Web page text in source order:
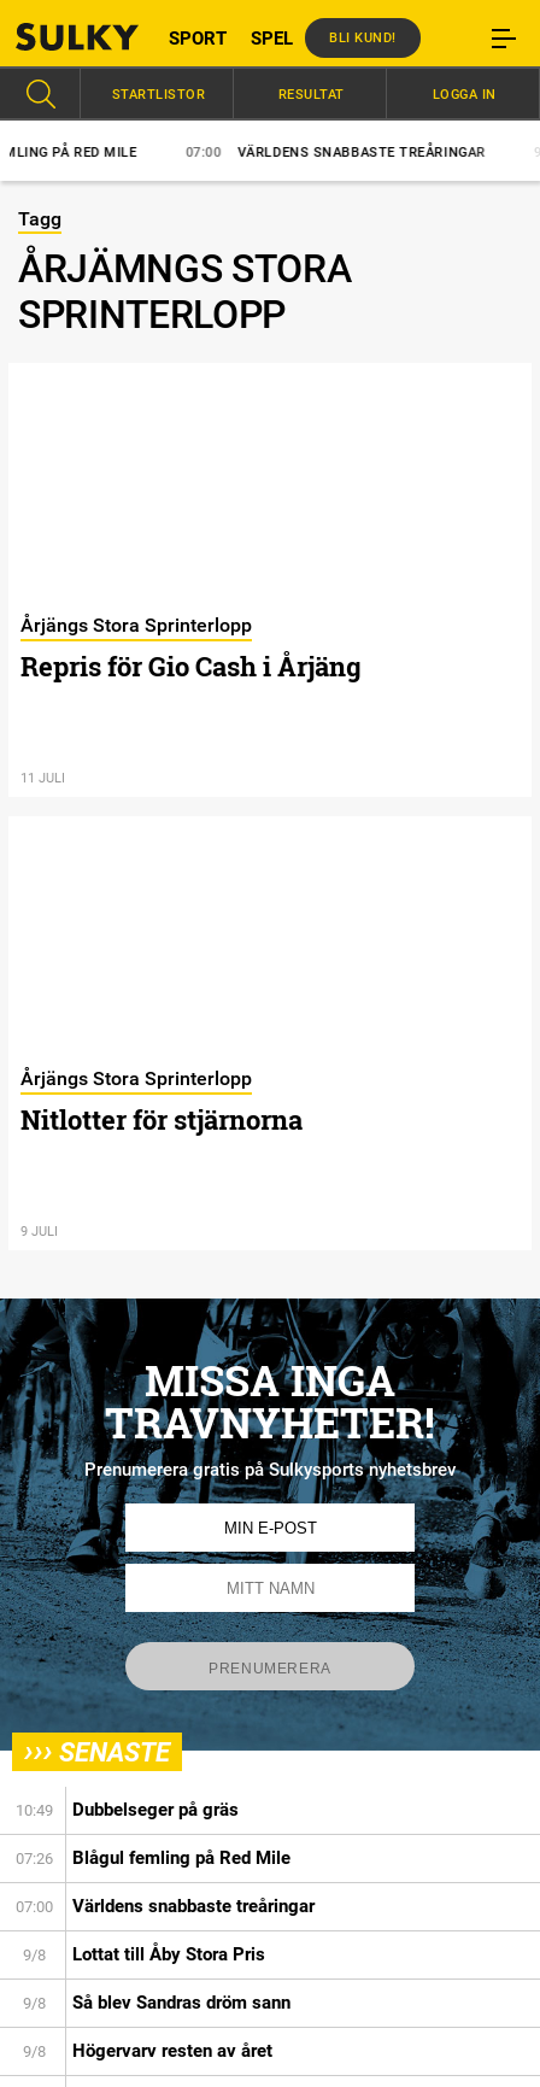
SPORT SPEL BLI KUND!
PÅ RED MILE 07:00 VÄRLDENS SNABBASTE TREÅRINGAR
STARTLISTOR RESULTAT LOGGA IN
Tagg
ÅRJÄMNGS STORA
SPRINTERLOPP
Årjängs Stora Sprinterlopp
Repris för Gio Cash i Årjäng
11 JULI
Årjängs Stora Sprinterlopp
Nitlotter för stjärnorna
9 JULI
MISSA INGA
TRAVNYHETER!
Prenumerera gratis på Sulkysports nyhetsbrev
››› SENASTE
10:49 Dubbelseger på gräs
07:26 Blågul femling på Red Mile
07:00 Världens snabbaste treåringar
9/8 Lottat till Åby Stora Pris
9/8 Så blev Sandras dröm sann
9/8 Högervarv resten av året